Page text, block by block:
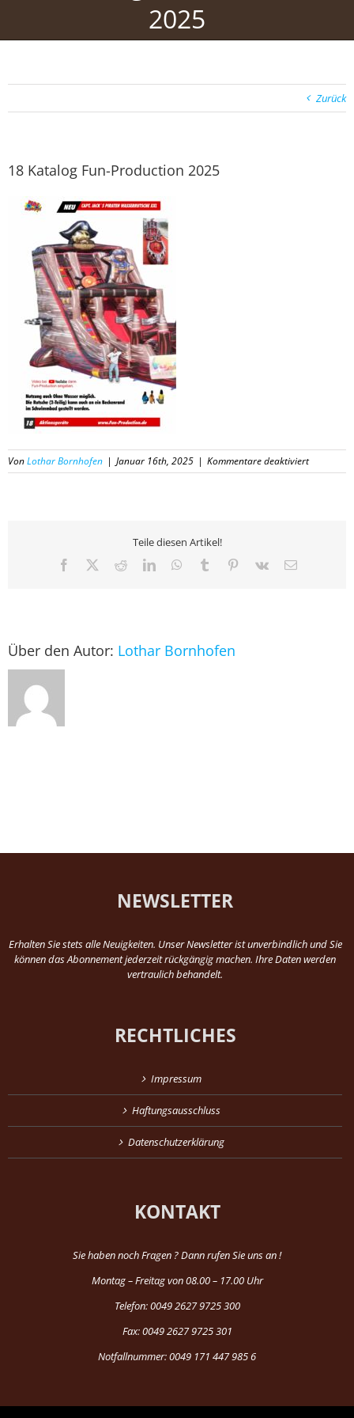
2025
Zurück
18 Katalog Fun-Production 2025
VonLothar Bornhofen | Januar 16th, 2025 | Kommentare deaktiviertfür
18
Teile diesen Artikel!
Facebook RedditLinkedInWhatsApp
Tumblr Pinterest
Vk
E-
Über den Autor: Lothar Bornhofen
NEWSLETTER
Erhalten Sie stets alle Neuigkeiten. Unser Newsletter ist unverbindlich und Sie
können das Abonnement jederzeit rückgängig machen. Ihre Daten werden
vertraulich behandelt.
RECHTLICHES
Impressum
Haftungsausschluss
Datenschutzerklärung
KONTAKT
Sie haben noch Fragen ? Dann rufen Sie uns an !
Montag – Freitag von 08.00 – 17.00 Uhr
Telefon: 0049 2627 9725 300
Fax: 0049 2627 9725 301
Notfallnummer: 0049 171 447 985 6